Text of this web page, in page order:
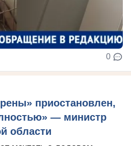
0
приостановлен,
— министр
области